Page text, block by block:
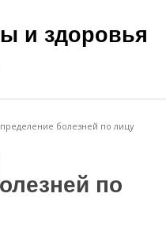
и здоровья
болезней по лицу
по